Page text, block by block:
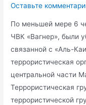
России
и
провалах
Запада
Оставьте
По меньшей мере 6
ЧВК «Вагнер», были
связанной с «Аль-
террористическая
центральной части
Террористическая
террористической